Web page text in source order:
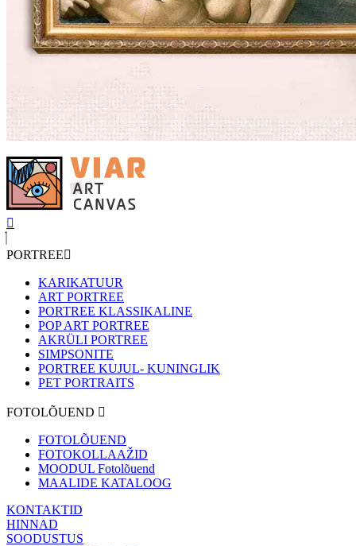
PORTREE
KARIKATUUR
ART PORTREE
PORTREE KLASSIKALINE
POP ART PORTREE
AKRÜLI PORTREE
SIMPSONITE
PORTREE KUJUL- KUNINGLIK
PET PORTRAITS
FOTOLÕUEND
FOTOLÕUEND
FOTOKOLLAAŽID
MOODUL Fotolõuend
MAALIDE KATALOOG
KONTAKTID
HINNAD
SOODUSTUS